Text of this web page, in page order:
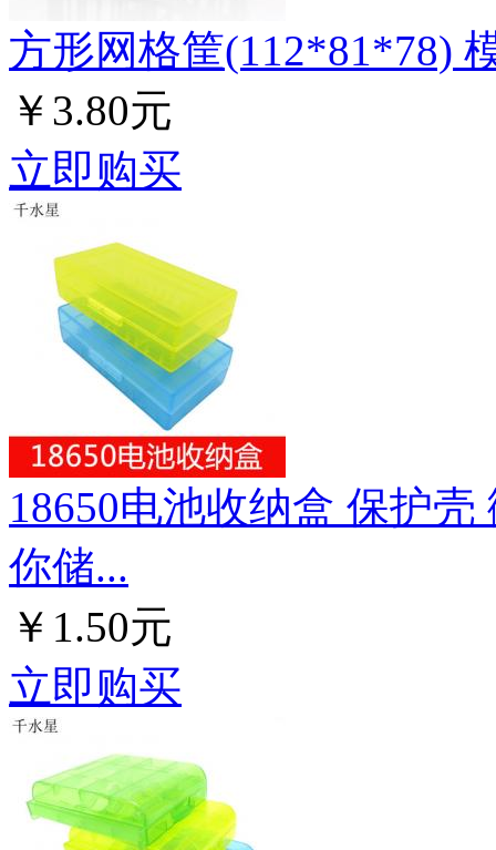
方形网格筐(112*81*78)
￥3.80元
立即购买
18650电池收纳盒 保护
你储...
￥1.50元
立即购买